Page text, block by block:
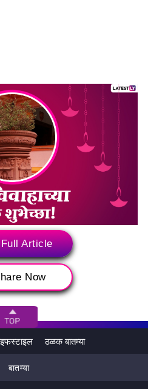
Credits-File Images)
Article
Now
ठळक बातम्या
बातम्या